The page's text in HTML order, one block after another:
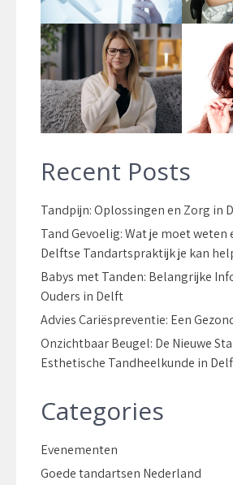
Recent Posts
Tandpijn: Oplossingen en Zorg in
Tand Gevoelig: Wat je moet weten
Delftse Tandartspraktijk je kan
Babys met Tanden: Belangrijke
Ouders in Delft
Advies Cariëspreventie: Een
Onzichtbaar Beugel: De Nieuwe
Esthetische Tandheelkunde in
Categories
Evenementen
Goede tandartsen Nederland